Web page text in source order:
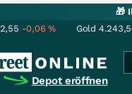
🎁
-0,06% Gold
Depot eröffnen